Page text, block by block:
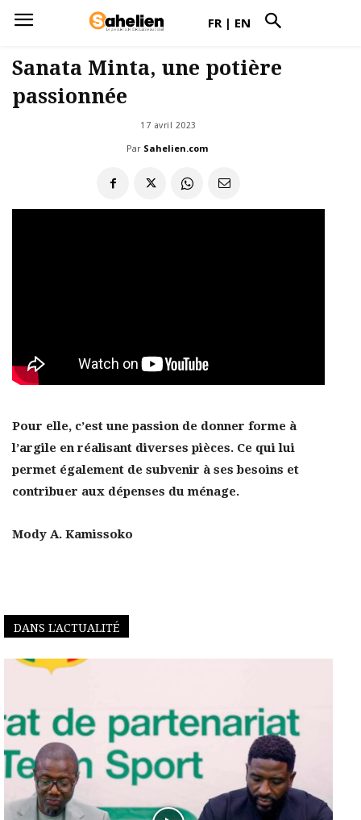
FR | EN
Sanata Minta, une potière
passionnée
17 avril 2023
Par Sahelien.com
Pour elle, c’est une passion de donner forme à
l’argile en réalisant diverses pièces. Ce qui lui
permet également de subvenir à ses besoins et
contribuer aux dépenses du ménage.
Mody A. Kamissoko
DANS L'ACTUALITÉ